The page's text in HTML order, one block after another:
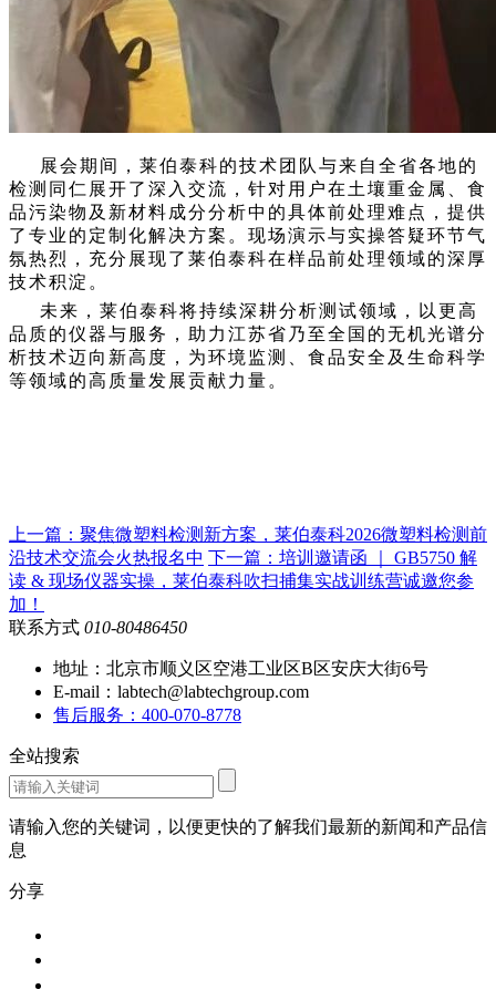
展会期间，莱伯泰科的技术团队与来自全省各地的
检测同仁展开了深入交流，针对用户在土壤重金属、食
品污染物及新材料成分分析中的具体前处理难点，提供
了专业的定制化解决方案。现场演示与实操答疑环节气
氛热烈，充分展现了莱伯泰科在样品前处理领域的深厚
技术积淀。
未来，莱伯泰科将持续深耕分析测试领域，以更高
品质的仪器与服务，助力江苏省乃至全国的无机光谱分
析技术迈向新高度，为环境监测、食品安全及生命科学
等领域的高质量发展贡献力量。
上一篇：聚焦微塑料检测新方案，莱伯泰科2026微塑料检测前
沿技术交流会火热报名中 下一篇：培训邀请函 ｜ GB5750 解
读 & 现场仪器实操，莱伯泰科吹扫捕集实战训练营诚邀您参
加！
联系方式 010-80486450
地址：北京市顺义区空港工业区B区安庆大街6号
E-mail：labtech@labtechgroup.com
售后服务：400-070-8778
全站搜索
请输入您的关键词，以便更快的了解我们最新的新闻和产品信
息
分享